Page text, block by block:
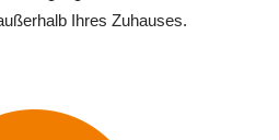
Ihres Zuhauses.